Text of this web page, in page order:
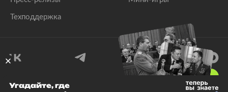
Техподдержка
Угадайте, где